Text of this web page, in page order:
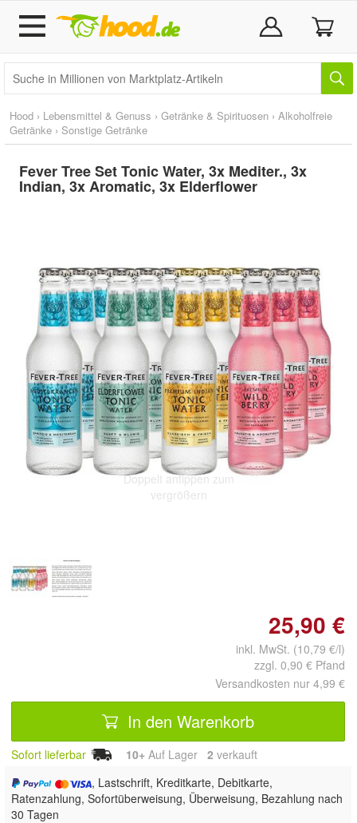
Hood › Lebensmittel & Genuss › Getränke & Spirituosen › Alkoholfreie
Getränke › Sonstige Getränke
Fever Tree Set Tonic Water, 3x Mediter., 3x
Indian, 3x Aromatic, 3x Elderflower
Doppelt antippen zum
vergrößern
25,90 €
inkl. MwSt. (10,79 €/l)
zzgl. 0,90 € Pfand
Versandkosten nur 4,99 €
In den Warenkorb
Sofort lieferbar 10+ Auf Lager 2 verkauft
, Lastschrift, Kreditkarte, Debitkarte,
Ratenzahlung, Sofortüberweisung, Überweisung, Bezahlung nach
30 Tagen